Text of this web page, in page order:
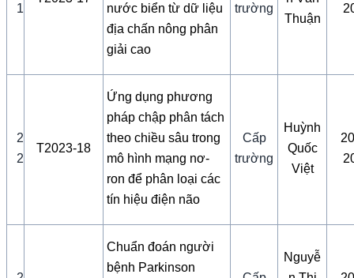
1
nước biển từ dữ liệu
địa chấn nông phân
giải cao
trường
Thuận
2
2
T2023-18
Ứng dụng phương
pháp chập phân tách
theo chiều sâu trong
mô hình mạng nơ-
ron để phân loại các
tín hiệu điện não
Cấp
trường
Huỳnh
Quốc
Việt
Chuẩn đoán người
bệnh Parkinson
Nguyễ